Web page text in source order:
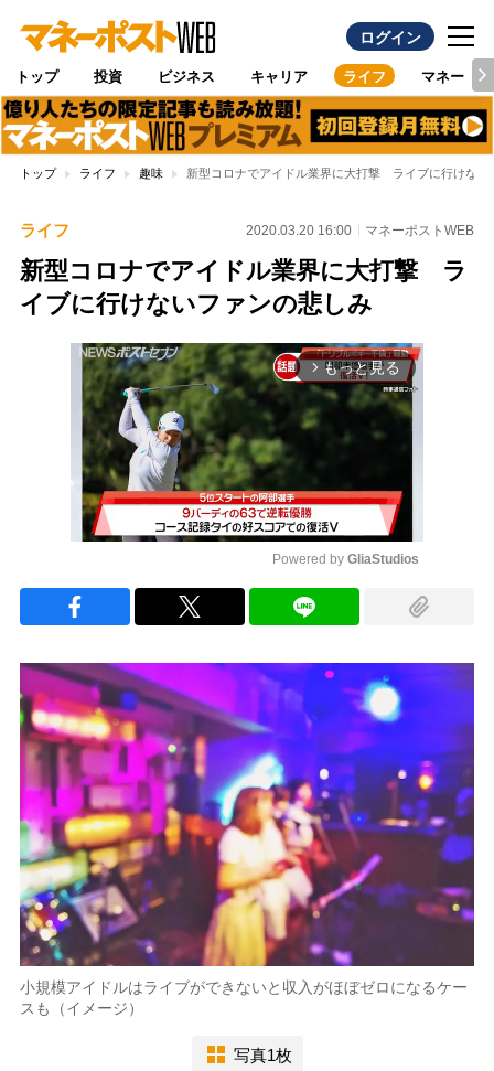
ログイン
トップ 投資 ビジネス キャリア ライフ マネー
トップ ライフ 趣味 新型コロナでアイドル業界に大打撃 ライブに行けない
ライフ 2020.03.20 16:00 マネーポストWEB
新型コロナでアイドル業界に大打撃 ラ
イブに行けないファンの悲しみ
arrow_forward_ios もっと見る
Powered by GliaStudios
小規模アイドルはライブができないと収入がほぼゼロになるケー
スも（イメージ）
写真1枚